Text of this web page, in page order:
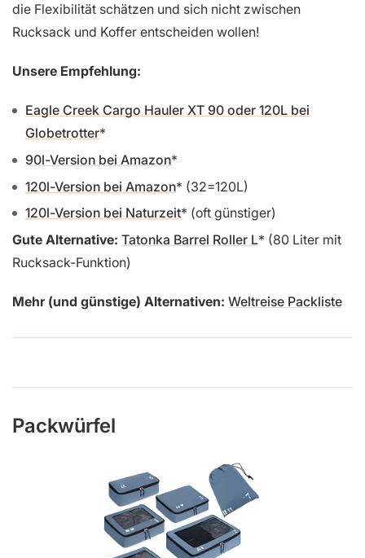
die Flexibilität schätzen und sich nicht zwischen
Rucksack und Koffer entscheiden wollen!
Unsere Empfehlung:
Eagle Creek Cargo Hauler XT 90 oder 120L bei
Globetrotter
90l-Version bei Amazon
120l-Version bei Amazon
(32=120L)
120l-Version bei Naturzeit
(oft günstiger)
Gute Alternative: Tatonka Barrel Roller L
(80 Liter mit
Rucksack-Funktion)
Mehr (und günstige) Alternativen: Weltreise Packliste
Packwürfel